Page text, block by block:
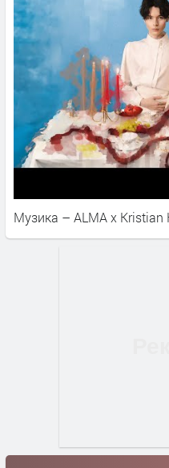
Музика – ALMA x Kristian